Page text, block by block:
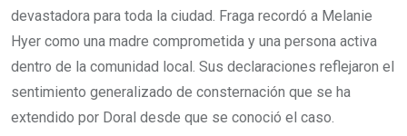
devastadora para toda la ciudad. Fraga recordó a Melanie
Hyer como una madre comprometida y una persona activa
dentro de la comunidad local. Sus declaraciones reflejaron el
sentimiento generalizado de consternación que se ha
extendido por Doral desde que se conoció el caso.